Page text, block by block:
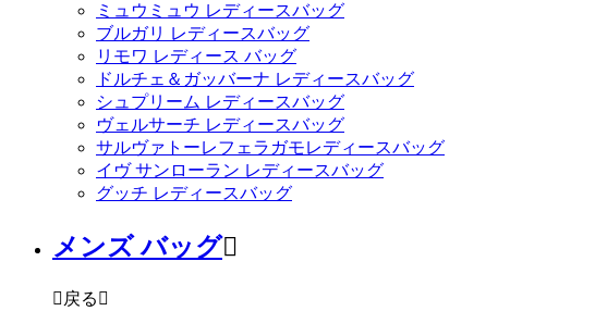
ミュウミュウ レディースバッグ
ブルガリ レディースバッグ
リモワ レディース バッグ
ドルチェ＆ガッバーナ レディースバッグ
シュプリーム レディースバッグ
ヴェルサーチ レディースバッグ
サルヴァトーレフェラガモレディースバッグ
イヴ サンローラン レディースバッグ
グッチ レディースバッグ
メンズ バッグ
 戻る 